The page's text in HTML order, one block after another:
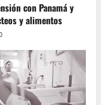
con Panamá y
y alimentos